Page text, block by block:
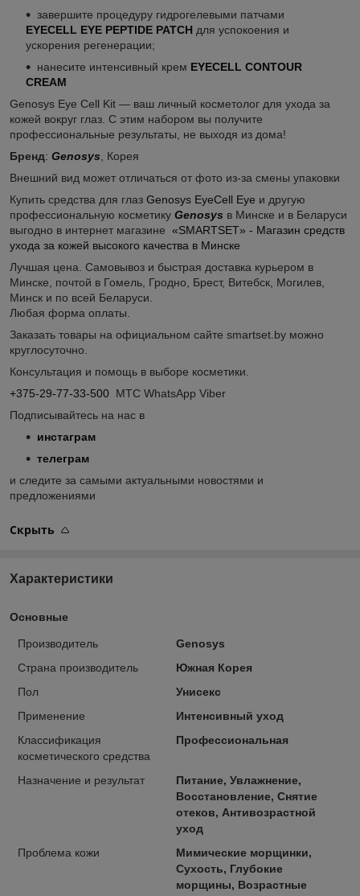
завершите процедуру гидрогелевыми патчами
EYECELL EYE PEPTIDE PATCH для успокоения и
ускорения регенерации;
нанесите интенсивный крем EYECELL CONTOUR
CREAM
Genosys Eye Cell Kit — ваш личный косметолог для ухода за
кожей вокруг глаз. С этим набором вы получите
профессиональные результаты, не выходя из дома!
Бренд: Genosys , Корея
Внешний вид может отличаться от фото из-за смены упаковки
Купить средства для глаз Genosys EyeCell Eye и другую
профессиональную косметику Genosys в Минске и в Беларуси
выгодно в интернет магазине «SMARTSET» - Магазин средств
ухода за кожей высокого качества в Минске
Лучшая цена. Самовывоз и быстрая доставка курьером в
Минске, почтой в Гомель, Гродно, Брест, Витебск, Могилев,
Минск и по всей Беларуси.
Любая форма оплаты.
Заказать товары на официальном сайте smartset.by можно
круглосуточно.
Консультация и помощь в выборе косметики.
+375-29-77-33-500 МТС WhatsApp Viber
Подписывайтесь на нас в
инстаграм
телеграм
и следите за самыми актуальными новостями и
предложениями
Скрыть
Характеристики
Основные
Производитель
Genosys
Страна производитель
Южная Корея
Пол
Унисекс
Применение
Интенсивный уход
Классификация
косметического средства
Профессиональная
Назначение и результат
Питание, Увлажнение,
Восстановление, Снятие
отеков, Антивозрастной
уход
Проблема кожи
Мимические морщинки,
Сухость, Глубокие
морщины, Возрастные